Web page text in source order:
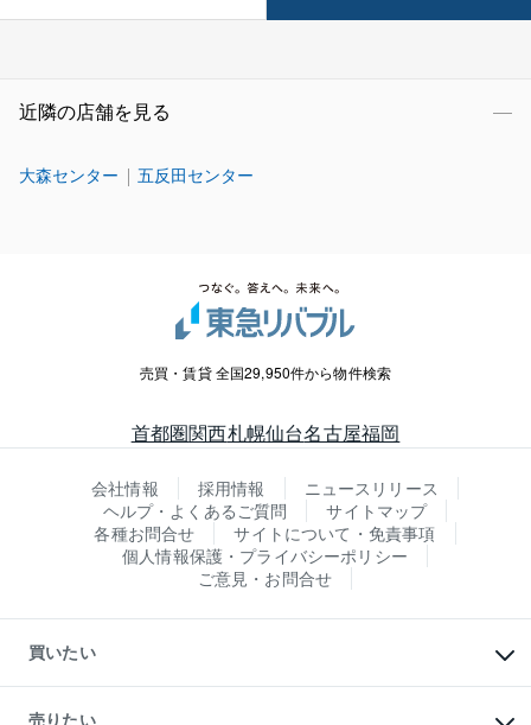
近隣の店舗を見る
大森センター 五反田センター
売買・賃貸 全国29,950件から物件検索
首都圏関西札幌仙台名古屋福岡
会社情報 採用情報
ニュースリリース
ヘルプ・よくあるご質問
サイトマップ
各種お問合せ
サイトについて・免責事項
個人情報保護・プライバシーポリシー
ご意見・お問合せ
買いたい
新築・分譲マンションの購入
売りたい